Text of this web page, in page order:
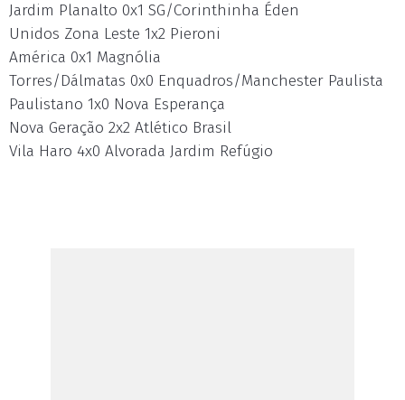
Jardim Planalto 0x1 SG/Corinthinha Éden
Unidos Zona Leste 1x2 Pieroni
América 0x1 Magnólia
Torres/Dálmatas 0x0 Enquadros/Manchester Paulista
Paulistano 1x0 Nova Esperança
Nova Geração 2x2 Atlético Brasil
Vila Haro 4x0 Alvorada Jardim Refúgio